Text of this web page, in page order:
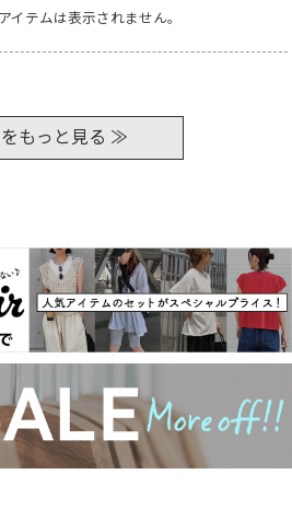
イテムは表示されません。
もっと見る ≫